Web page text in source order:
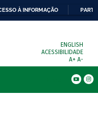
À INFORMAÇÃO
ENGLISH
ACESSIBILIDADE
A+ A-